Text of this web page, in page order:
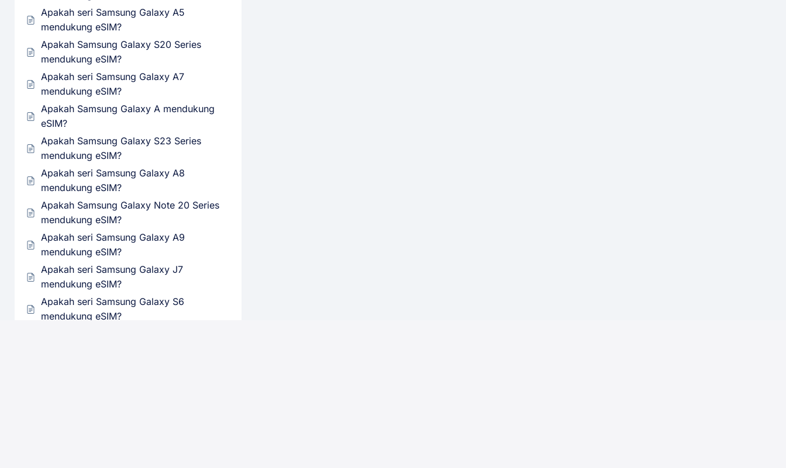
Apakah seri Samsung Galaxy A5
mendukung eSIM?
Apakah Samsung Galaxy S20 Series
mendukung eSIM?
Apakah seri Samsung Galaxy A7
mendukung eSIM?
Apakah Samsung Galaxy A mendukung
eSIM?
Apakah Samsung Galaxy S23 Series
mendukung eSIM?
Apakah seri Samsung Galaxy A8
mendukung eSIM?
Apakah Samsung Galaxy Note 20 Series
mendukung eSIM?
Apakah seri Samsung Galaxy A9
mendukung eSIM?
Apakah seri Samsung Galaxy J7
mendukung eSIM?
Apakah seri Samsung Galaxy S6
mendukung eSIM?